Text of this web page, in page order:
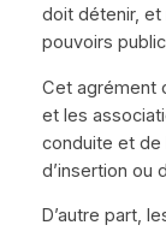
doit détenir, et
pouvoirs
Cet agrément
et les
conduite et de
d’insertion ou
D’autre part,